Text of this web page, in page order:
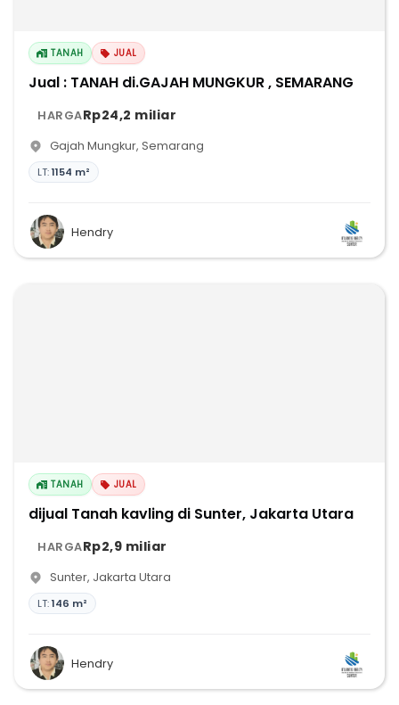
TANAH JUAL
Jual : TANAH di.GAJAH MUNGKUR , SEMARANG
HARGARp24,2 miliar
Gajah Mungkur, Semarang
LT:1154 m²
Hendry
TANAH JUAL
dijual Tanah kavling di Sunter, Jakarta Utara
HARGARp2,9 miliar
Sunter, Jakarta Utara
LT:146 m²
Hendry